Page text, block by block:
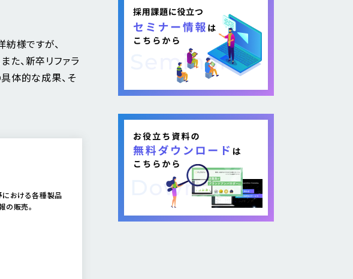
様ですが、
た、新卒リファラ
体的な成果、そ
における各種製品
の販売。
各社が取り組む背景から期
待できるメリット、 […]